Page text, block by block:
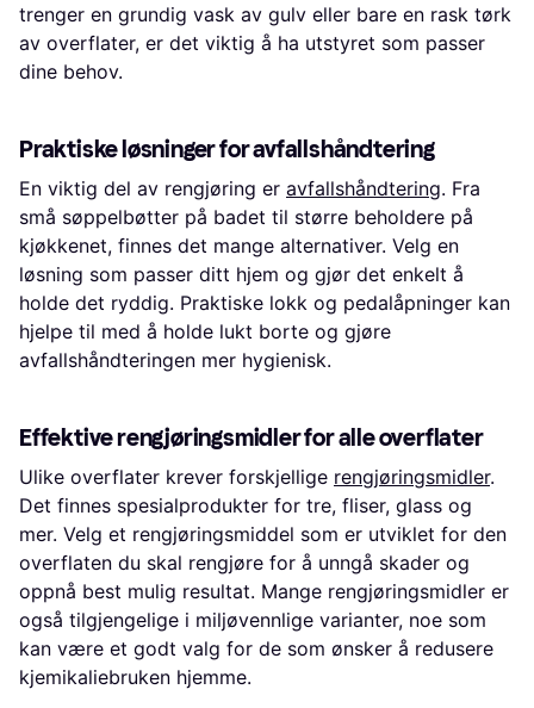
trenger en grundig vask av gulv eller bare en rask tørk
av overflater, er det viktig å ha utstyret som passer
dine behov.
Praktiske løsninger for avfallshåndtering
En viktig del av rengjøring er avfallshåndtering. Fra
små søppelbøtter på badet til større beholdere på
kjøkkenet, finnes det mange alternativer. Velg en
løsning som passer ditt hjem og gjør det enkelt å
holde det ryddig. Praktiske lokk og pedalåpninger kan
hjelpe til med å holde lukt borte og gjøre
avfallshåndteringen mer hygienisk.
Effektive rengjøringsmidler for alle overflater
Ulike overflater krever forskjellige rengjøringsmidler.
Det finnes spesialprodukter for tre, fliser, glass og
mer. Velg et rengjøringsmiddel som er utviklet for den
overflaten du skal rengjøre for å unngå skader og
oppnå best mulig resultat. Mange rengjøringsmidler er
også tilgjengelige i miljøvennlige varianter, noe som
kan være et godt valg for de som ønsker å redusere
kjemikaliebruken hjemme.